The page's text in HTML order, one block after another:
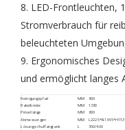
8. LED-Frontleuchten,
Stromverbrauch für
beleuchteten
9. Ergonomisches
und ermöglicht langes
Reinigungspfad MM 800
Rakelbreite MM
1380
Pinsellänge
MM 800
Abmessungen MM
Lösungs-/Auffangtank L 390/400